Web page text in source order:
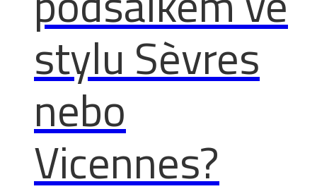
stylu Sèvres
nebo
Vicennes?